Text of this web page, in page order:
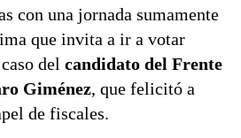
con una jornada sumamente
que invita a ir a votar
del candidato del Frente
Giménez, que felicitó a
de fiscales.